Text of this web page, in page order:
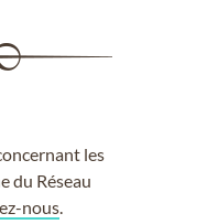
les
du Réseau
nous